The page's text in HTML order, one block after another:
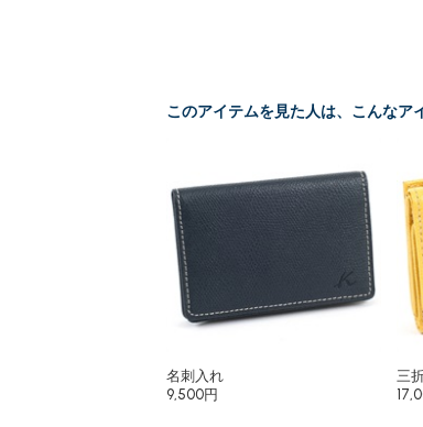
このアイテムを見た人は、こんなア
名刺入れ
9,500円
三